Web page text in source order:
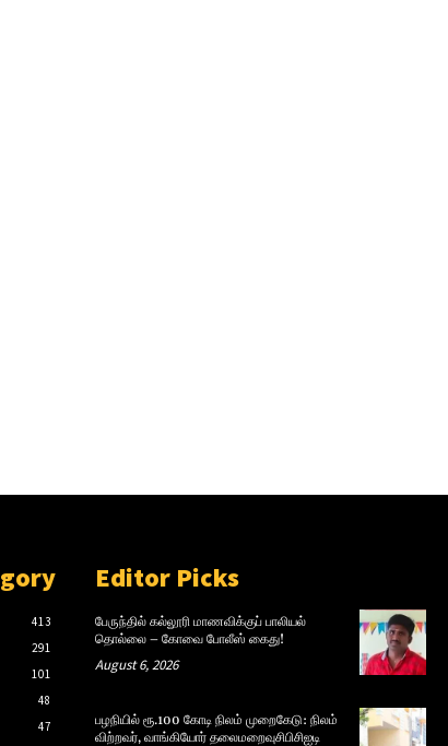
413
291
101
48
47
Editor Picks
பேருந்தில் கல்லூரி மாணவிக்குப் பாலியல்
தொல்லை – கோவை போலீஸ் கைது!
August 6, 2026
பழநியில் ரூ.100 கோடி நிலம் முறைகேடு: நிலம்
விற்றவர், வாங்கியோர் தலைமறைவுசிபிசிஐடி